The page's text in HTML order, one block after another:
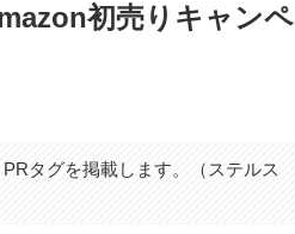
初売りキャンペ
タグを掲載します。（ステルス